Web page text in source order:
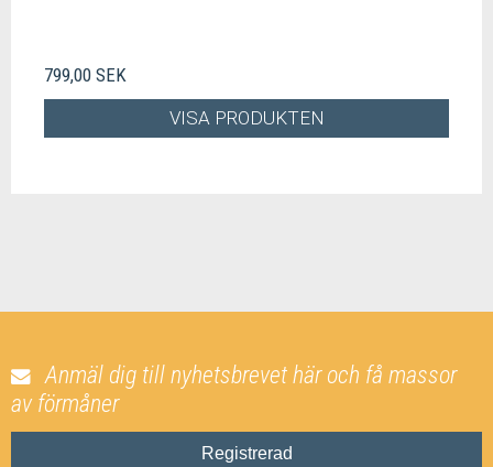
799,00 SEK
VISA PRODUKTEN
Anmäl dig till nyhetsbrevet här och få massor
av förmåner
Registrerad